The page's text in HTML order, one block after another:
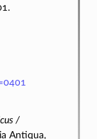
/
Antiqua,